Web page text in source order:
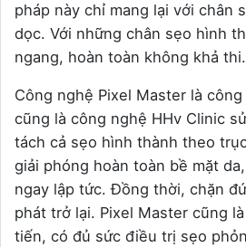
pháp này chỉ mang lại với chân
dọc. Với những chân sẹo hình
ngang, hoàn toàn không khả thi.
Công nghệ Pixel Master là
cũng là công nghệ HHv Clinic
tách cả sẹo hình thành theo
giải phóng hoàn toàn bề mặt
ngay lập tức. Đồng thời, chặn
phát trở lại. Pixel Master cũng
tiến, có đủ sức điều trị sẹo